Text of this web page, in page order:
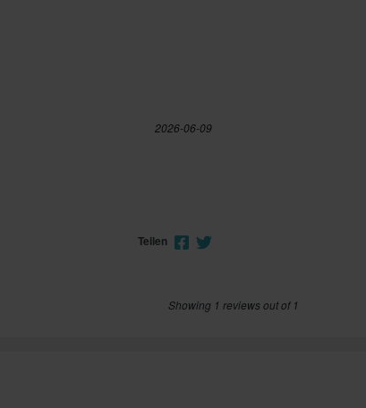
2026-06-09
Teilen
Showing 1 reviews out of 1